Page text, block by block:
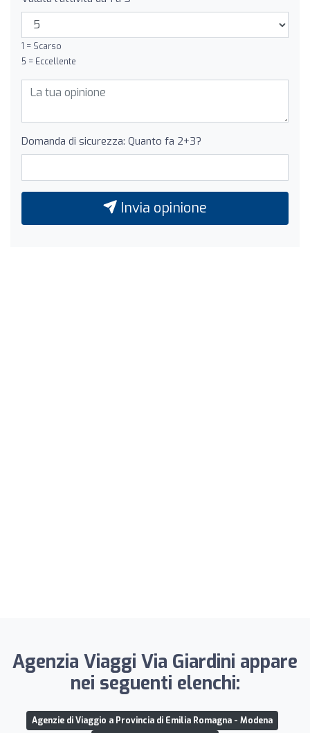
1 = Scarso
5 = Eccellente
Domanda di sicurezza: Quanto fa 2+3?
Invia opinione
Agenzia Viaggi Via Giardini appare
nei seguenti elenchi:
Agenzie di Viaggio a Provincia di Emilia Romagna - Modena